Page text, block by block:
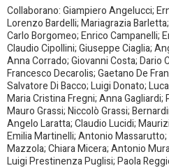
Collaborano: Giampiero Angelucci;
Lorenzo Bardelli; Mariagrazia
Carlo Borgomeo; Enrico Campanelli;
Claudio Cipollini; Giuseppe Ciaglia;
Anna Corrado; Giovanni Costa; Dario
Francesco Decarolis; Gaetano De
Salvatore Di Bacco; Luigi Donato;
Maria Cristina Fregni; Anna Gagliardi;
Mauro Grassi; Niccolò Grassi;
Angelo Laratta; Claudio Lucidi;
Emilia Martinelli; Antonio
Mazzola; Chiara Micera; Antonio
Luigi Prestinenza Puglisi; Paola